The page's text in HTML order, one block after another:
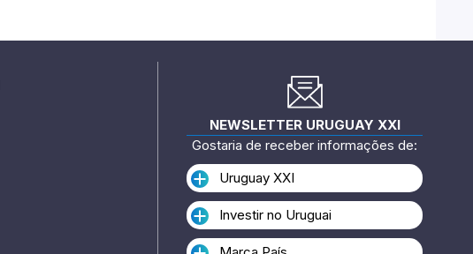
NEWSLETTER URUGUAY XXI
Gostaria de receber informações de:
Uruguay XXI
Investir no Uruguai